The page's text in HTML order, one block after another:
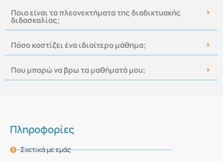
Ποια είναι τα πλεονεκτήματα της διαδικτυακής
διδασκαλίας;
Πόσο κοστίζει ένα ιδιαίτερο μάθημα;
Που μπορώ να βρω τα μαθήματά μου;
Πληροφορίες
Σχετικά με εμάς